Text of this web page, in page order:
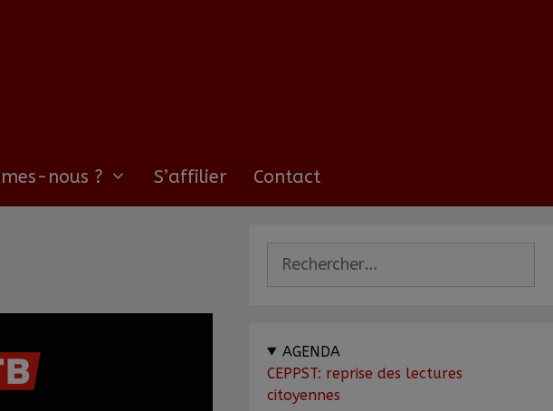
nous ? S’affilier Contact
AGENDA
CEPPST: reprise des lectures
citoyennes